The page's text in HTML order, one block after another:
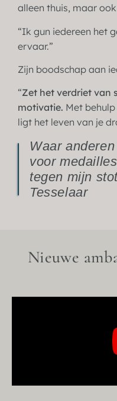
alleen thuis, maar
“Ik gun iedereen het
ervaar.”
Zijn boodschap aan
“Zet het verdriet van
motivatie. Met
ligt het leven van je
Waar
voor
tegen mijn
Tesselaar
Nieuwe